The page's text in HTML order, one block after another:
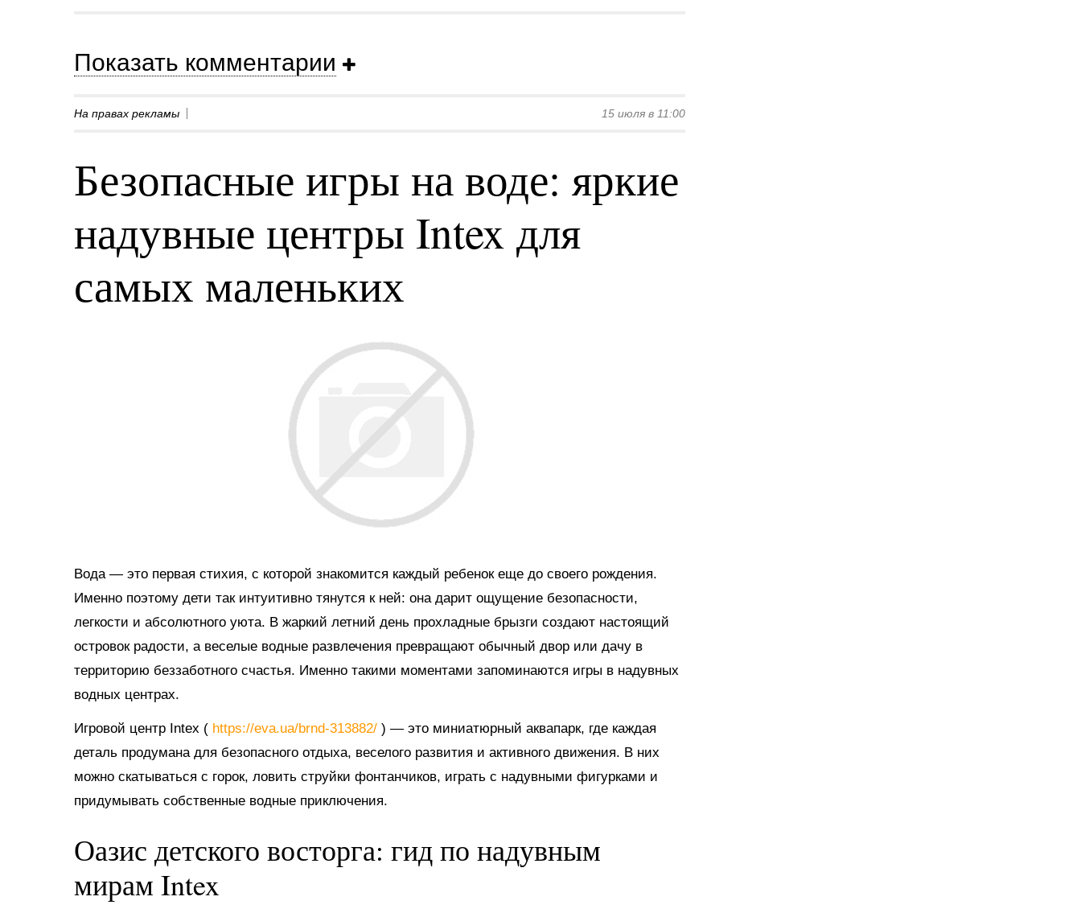
Показать комментарии
На правах рекламы 15 июля в 11:00
Безопасные игры на воде: яркие
надувные центры Intex для
самых маленьких
Вода — это первая стихия, с которой знакомится каждый ребенок еще до своего рождения.
Именно поэтому дети так интуитивно тянутся к ней: она дарит ощущение безопасности,
легкости и абсолютного уюта. В жаркий летний день прохладные брызги создают настоящий
островок радости, а веселые водные развлечения превращают обычный двор или дачу в
территорию беззаботного счастья. Именно такими моментами запоминаются игры в надувных
водных центрах.
Игровой центр Intex ( https://eva.ua/brnd-313882/ ) — это миниатюрный аквапарк, где каждая
деталь продумана для безопасного отдыха, веселого развития и активного движения. В них
можно скатываться с горок, ловить струйки фонтанчиков, играть с надувными фигурками и
придумывать собственные водные приключения.
Оазис детского восторга: гид по надувным
мирам Intex